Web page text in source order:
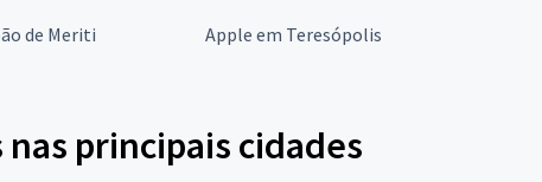
de Meriti Apple em Teresópolis
principais cidades